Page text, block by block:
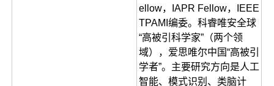
ellow，IAPR Fellow，IEEE
TPAMI编委。科睿唯安全球
“高被引科学家”（两个领
域），爱思唯尔中国“高被引
学者”。主要研究方向是人工
智能、模式识别、类脑计